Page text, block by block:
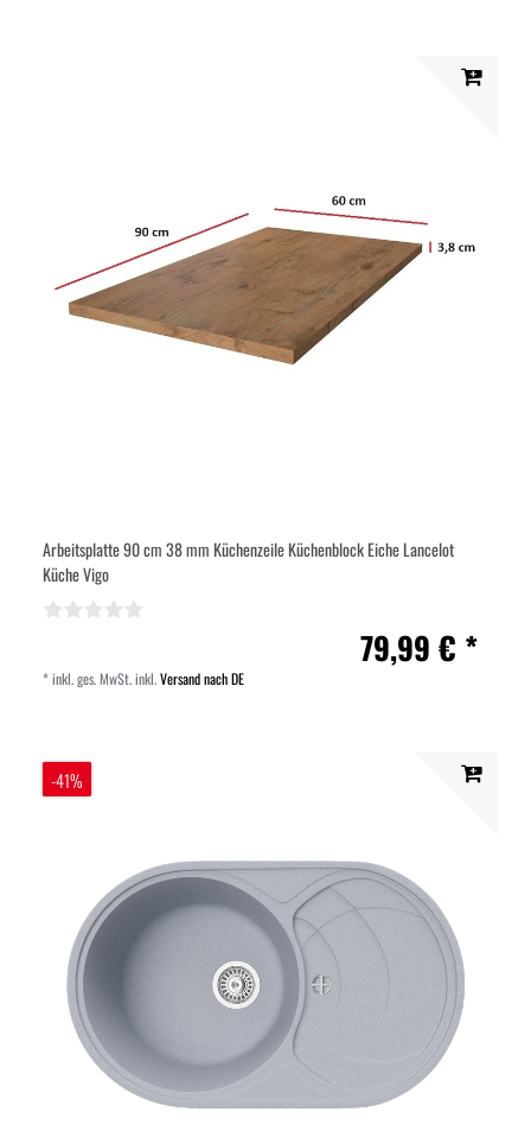
Arbeitsplatte 90 cm 38 mm Küchenzeile Küchenblock Eiche Lancelot
Küche Vigo
79,99 € *
*inkl. ges. MwSt.inkl.Versand nach DE
-41%